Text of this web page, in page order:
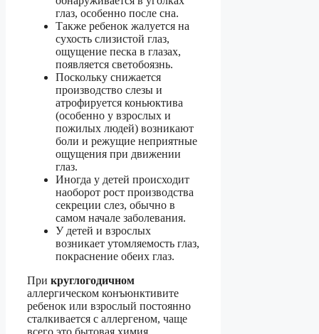
глаз, особенно после сна.
Также ребенок жалуется на
сухость слизистой глаз,
ощущение песка в глазах,
появляется светобоязнь.
Поскольку снижается
производство слезы и
атрофируется коньюктива
(особенно у взрослых и
пожилых людей) возникают
боли и режущие неприятные
ощущения при движении
глаз.
Иногда у детей происходит
наоборот рост производства
секреции слез, обычно в
самом начале заболевания.
У детей и взрослых
возникает утомляемость глаз,
покраснение обеих глаз.
При круглогодичном
аллергическом конъюнктивите
ребенок или взрослый постоянно
сталкивается с аллергеном, чаще
всего это бытовая химия,